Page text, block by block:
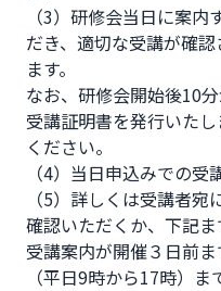
（3）研修会当日に案
だき、適切な受講が確
ます。
なお、研修会開始後10
受講証明書を発行いた
ください。
（4）当日申込みでの受
（5）詳しくは受講者
確認いただくか、下記ま
受講案内が開催３日前
（平日9時から17時）ま